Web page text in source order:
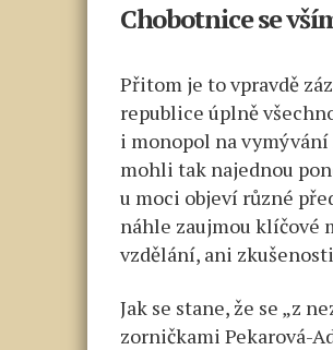
Chobotnice se
Přitom je to vpravdě
republice úplně
i monopol na vymývání
mohli tak najednou
u moci objeví různé
náhle zaujmou klíčové
vzdělání, ani
Jak se stane, že se „z
zorničkami Pekarová-